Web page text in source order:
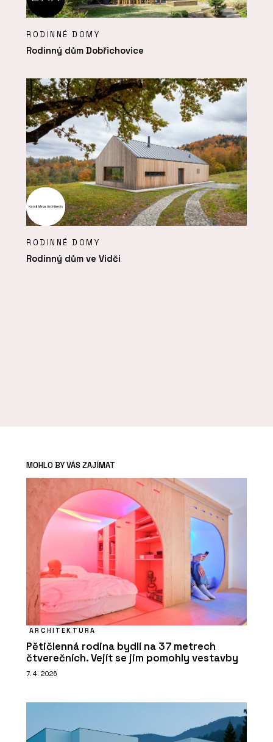
RODINNÉ DOMY
Rodinný dům Dobřichovice
RODINNÉ DOMY
Rodinný dům ve Vidči
MOHLO BY VÁS ZAJÍMAT
ARCHITEKTURA
Pětičlenná rodina bydlí na 37 metrech
čtverečních. Vejít se jim pomohly vestavby
7. 4. 2026